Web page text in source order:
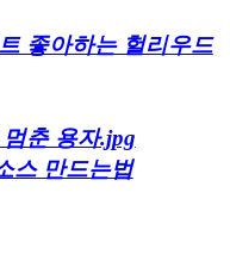
좋아하는 헐리우드
춘 용자.jpg
스 만드는법